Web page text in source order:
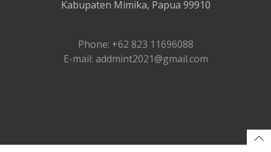
Kabupaten Mimika, Papua 99910
Phone: +62 823 11696088
E-mail: addmint2021@gmail.com